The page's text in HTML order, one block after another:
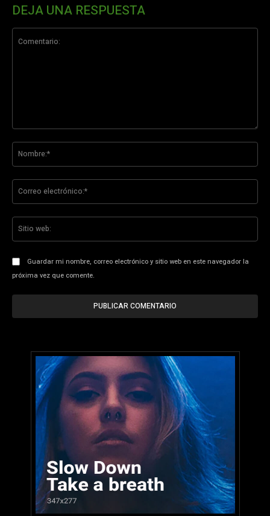
DEJA UNA RESPUESTA
Guardar mi nombre, correo electrónico y sitio web en este navegador la
próxima vez que comente.